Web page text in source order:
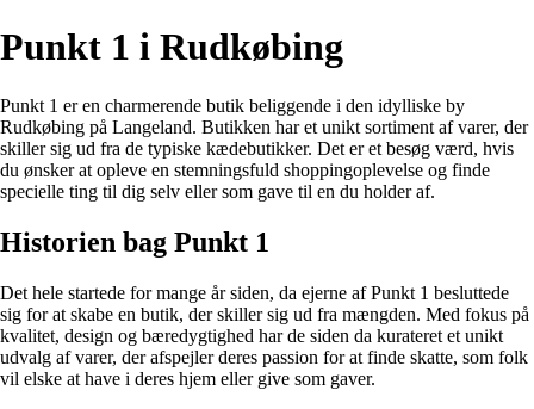
Punkt 1 i Rudkøbing
Punkt 1 er en charmerende butik beliggende i den idylliske by
Rudkøbing på Langeland. Butikken har et unikt sortiment af varer, der
skiller sig ud fra de typiske kædebutikker. Det er et besøg værd, hvis
du ønsker at opleve en stemningsfuld shoppingoplevelse og finde
specielle ting til dig selv eller som gave til en du holder af.
Historien bag Punkt 1
Det hele startede for mange år siden, da ejerne af Punkt 1 besluttede
sig for at skabe en butik, der skiller sig ud fra mængden. Med fokus på
kvalitet, design og bæredygtighed har de siden da kurateret et unikt
udvalg af varer, der afspejler deres passion for at finde skatte, som folk
vil elske at have i deres hjem eller give som gaver.